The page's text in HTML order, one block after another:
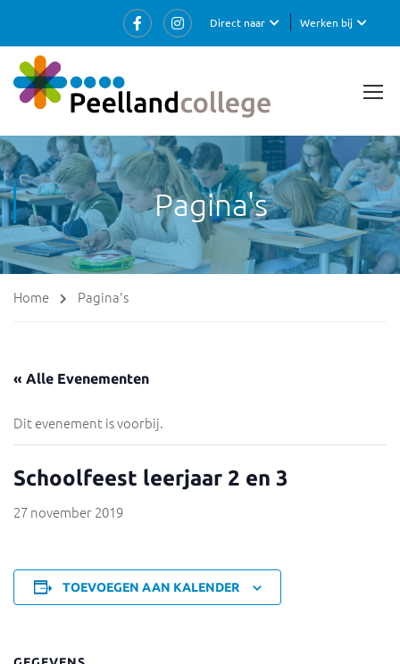
Werken bij
Direct naar
Pagina's
Home Pagina's
« Alle Evenementen
Dit evenement is voorbij.
Schoolfeest leerjaar 2 en 3
27 november 2019
TOEVOEGEN AAN KALENDER